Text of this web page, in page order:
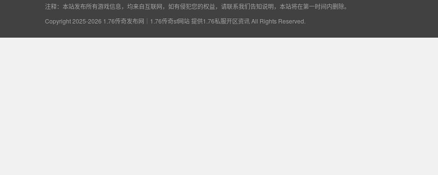
注释：本站发布所有游戏信息，均来自互联网，如有侵犯您的权益，请联系我们告知说明，本站将在第一时间内删除。
Copyright 2025-2026 1.76传奇发布网｜1.76传奇sf网站 提供1.76私服开区资讯All Rights Reserved.